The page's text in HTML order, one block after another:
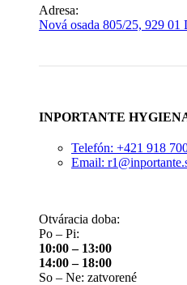
Adresa:
Nová osada 805/25, 929 01
INPORTANTE
Telefón: +421 918
Email:
Otváracia doba:
Po – Pi:
10:00 – 13:00
14:00 – 18:00
So – Ne: zatvorené